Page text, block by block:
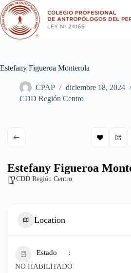
Saltar
al
contenido
Estefany Figueroa Monterola
CPAP
diciembre 18, 2024
CDD Región Centro
Estefany Figueroa
CDD Región Centro
Location
Estado
NO HABILITADO